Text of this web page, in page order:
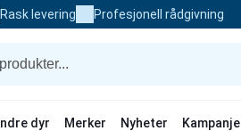
Rask levering Profesjonell rådgivning
dyr Merker Nyheter Kampanje